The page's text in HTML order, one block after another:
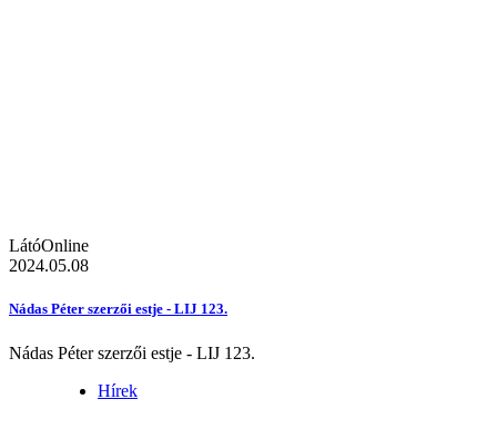
LátóOnline
2024.05.08
Nádas Péter szerzői estje - LIJ 123.
Nádas Péter szerzői estje - LIJ 123.
Hírek